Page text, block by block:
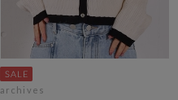
archives